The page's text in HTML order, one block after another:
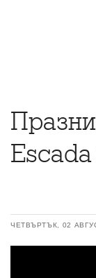
ЧЕТВЪРТЪК, 02